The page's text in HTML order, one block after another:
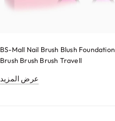
BS-Mall Nail Brush Blush Foundation
Brush Brush Brush Travell
عرض المزيد